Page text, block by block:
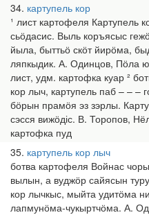
34 картупель кор
¹ лист картофеля Картупель
сьӧдасис. Выль коръясыс
йыла, быттьӧ скӧт йирӧма,
ляпкыдик. А. Одинцов, Пӧла
лист, удм. картофка куар ²
кор лыч, картупель паб – – –
бӧрын прамӧя эз зэрлы.
сэсся вижӧдіс. В. Торопов,
картофка пуд
35 картупель кор лыч
ботва картофеля Войнас
вылын, а вуджӧр сайясын
кор лычкыс, мыйта удитӧма
лапмунӧма-чукыртчӧма. А.